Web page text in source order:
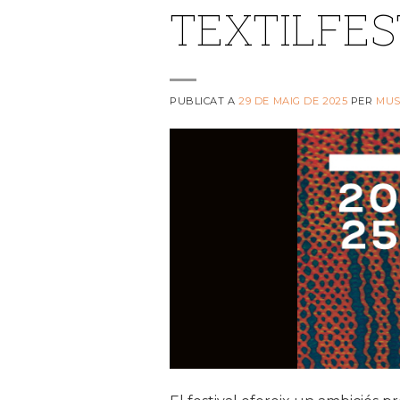
PUBLICAT A29 DE MAIG DE 2025 PER